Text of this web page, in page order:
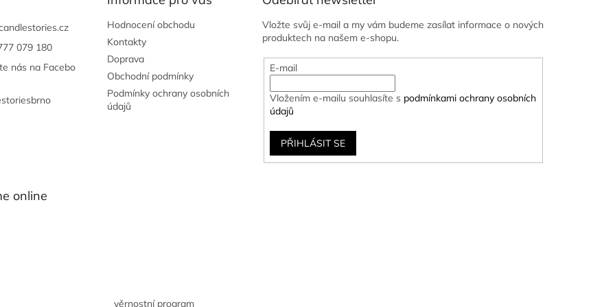
079 180
nás na Facebo
Hodnocení obchodu
Kontakty
Doprava
Obchodní podmínky
Podmínky ochrany osobních
údajů
Vložte svůj e-mail a my vám budeme zasílat informace o nových
produktech na našem e-shopu.
E-mail
Vložením e-mailu souhlasíte s podmínkami ochrany osobních
údajů
PŘIHLÁSIT SE
online
věrnostní program